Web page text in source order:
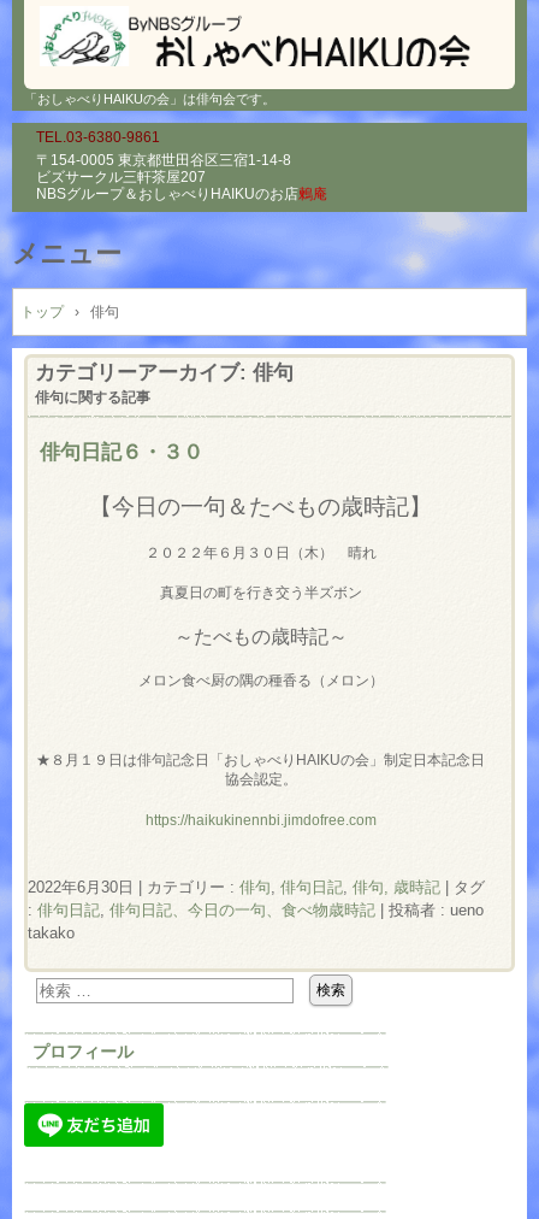
「おしゃべりHAIKUの会」は俳句会です。
TEL.03-6380-9861
〒154-0005 東京都世田谷区三宿1-14-8
ビズサークル三軒茶屋207
NBSグループ＆ おしゃべりHAIKUのお店鶫庵
メニュー
コ
ン
テ
ン
へ
トップ › 俳句
カテゴリーアーカイブ: 俳句
俳句に関する記事
俳句日記６・３０
【今日の一句＆たべもの歳時記】
２０２２年６月３０日（木） 晴れ
真夏日の町を行き交う半ズボン
～たべもの歳時記～
メロン食べ厨の隅の種香る（メロン）
★８月１９日は俳句記念日「おしゃべりHAIKUの会」制定日本記念日
協会認定。
https://haikukinennbi.jimdofree.com
2022年6月30日 カテゴリー : 俳句, 俳句日記, 俳句, 歳時記
タグ
: 俳句日記, 俳句日記、今日の一句、食べ物歳時記
投稿者 : ueno
takako
プロフィール